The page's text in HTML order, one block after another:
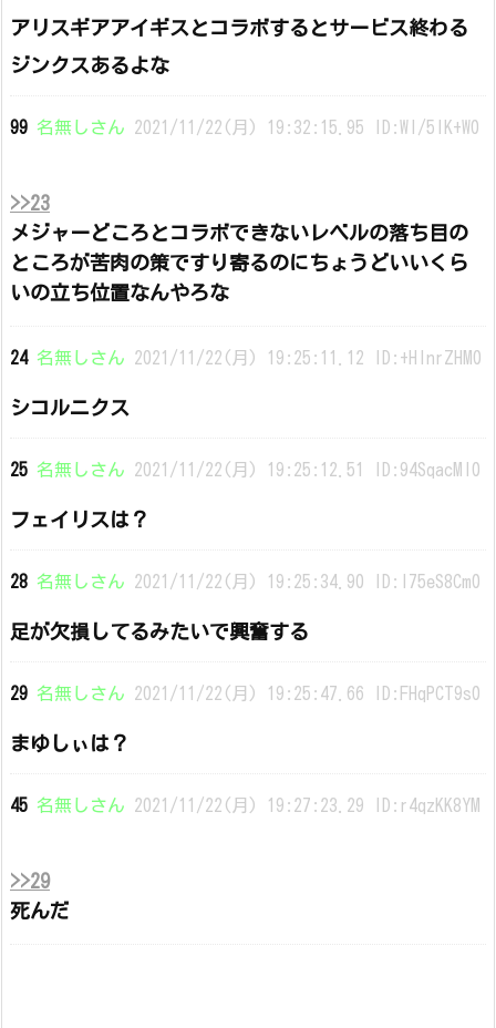
アリスギアアイギスとコラボするとサービス終わる
ジンクスあるよな
99 名無しさん 2021/11/22(月) 19:32:15.95 ID:Wl/5lK+W0
>>23
メジャーどころとコラボできないレベルの落ち目の
ところが苦肉の策ですり寄るのにちょうどいいくら
いの立ち位置なんやろな
24 名無しさん 2021/11/22(月) 19:25:11.12 ID:+HlnrZHM0
シコルニクス
25 名無しさん 2021/11/22(月) 19:25:12.51 ID:94SqacMI0
フェイリスは？
28 名無しさん 2021/11/22(月) 19:25:34.90 ID:l75eS8Cm0
足が欠損してるみたいで興奮する
29 名無しさん 2021/11/22(月) 19:25:47.66 ID:FHqPCT9s0
まゆしぃは？
45 名無しさん 2021/11/22(月) 19:27:23.29 ID:r4qzKK8YM
>>29
死んだ